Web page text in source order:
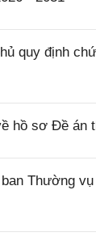
quy định
hồ sơ Đề
Thường